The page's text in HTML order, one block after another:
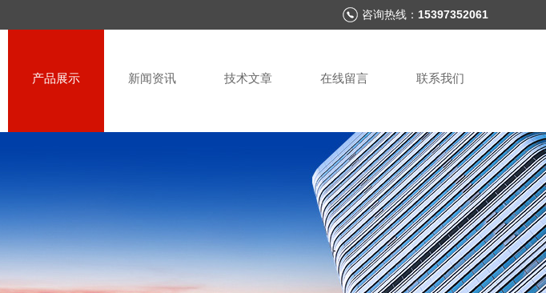
咨询热线： 15397352061
产品展示 新闻资讯 技术文章 在线留言 联系我们